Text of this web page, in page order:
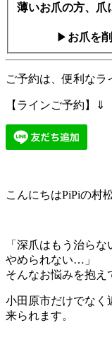
薄いお爪の方、爪
▶ お爪を
ご予約は、便利なラ
【ラインご予約】⇓
こんにちはPiPiの村
「深爪はもう治ら
やめられない…」
そんなお悩みを抱え
小田原市だけでなく
来られます。